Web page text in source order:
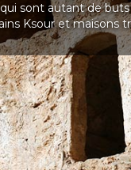
sont autant de buts
Ksour et maisons